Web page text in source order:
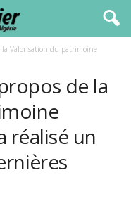
la Valorisation du patrimoine
de la
réalisé un